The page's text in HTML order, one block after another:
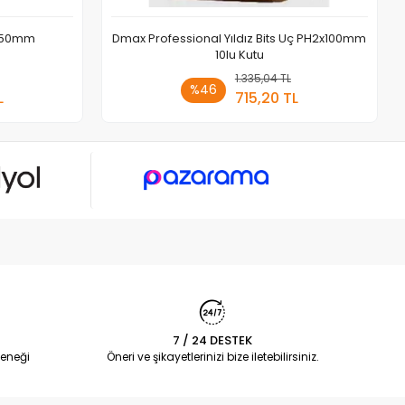
Dmax Professional Yıldız Bits Uç PH2x100mm
10lu Kutu
%46
1.335,04 TL
715,20 TL
Sepete Ekle
7 / 24 DESTEK
Öneri ve şikayetlerinizi bize iletebilirsiniz.